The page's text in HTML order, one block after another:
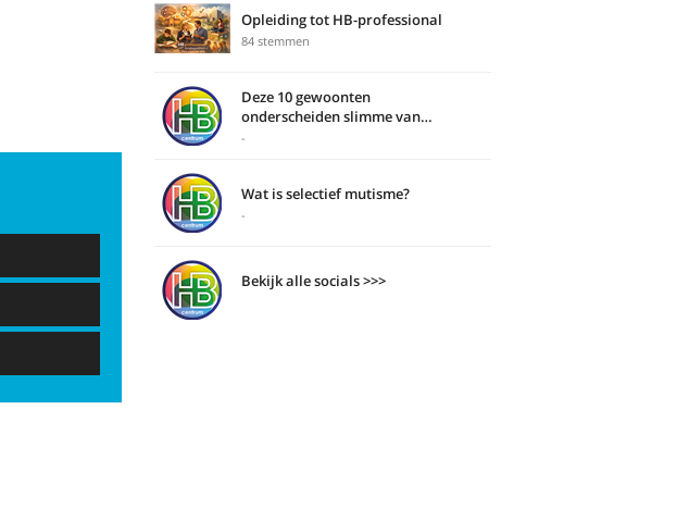
Opleiding tot HB-professional
84 stemmen
Deze 10 gewoonten
onderscheiden slimme van
domme mensen
-
Wat is selectief mutisme?
-
Bekijk alle socials >>>